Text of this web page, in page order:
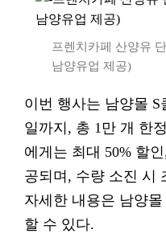
프렌치카페 산양유
남양유업 제공)
이번 행사는 남양몰
일까지, 총 1만 개 한
에게는 최대 50% 할
공되며, 수량 소진 시
자세한 내용은 남양몰
할 수 있다.